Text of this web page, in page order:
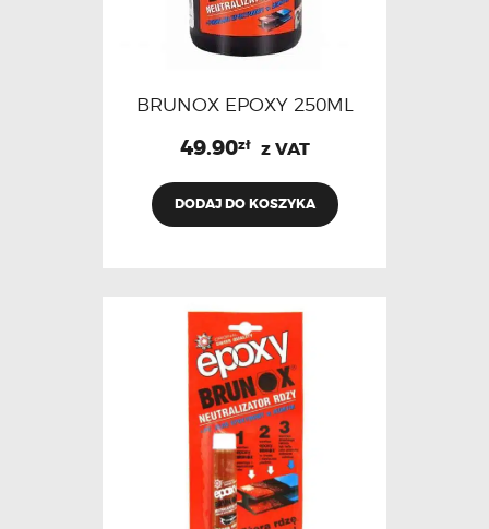
BRUNOX EPOXY 250ML
49.90zł z VAT
DODAJ DO KOSZYKA